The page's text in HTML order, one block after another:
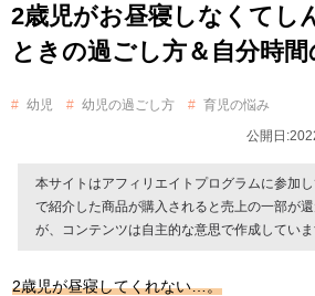
2歳児がお昼寝しなくてし
ときの過ごし方＆自分時
幼児 幼児の過ごし方
育児の悩み
公開日
本サイトはアフィリエイトプログラムに参加
で紹介した商品が購入されると売上の一部が
が、コンテンツは自主的な意思で作成していま
2歳児が昼寝してくれない…。